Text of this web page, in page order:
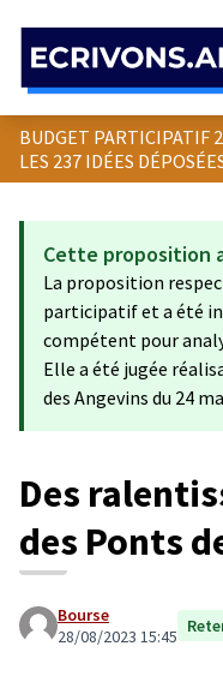
BUDGET PARTICIPATIF
LES 237 IDÉES
Cette proposition
La proposition
participatif et a été
compétent pour
Elle a été jugée
des Angevins du 24
Des
des Ponts
Bourse
28/08/2023 15:45